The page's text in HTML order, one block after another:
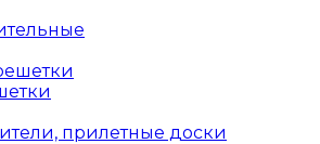
прилетные доски